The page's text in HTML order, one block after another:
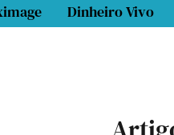
Dinheiro Vivo